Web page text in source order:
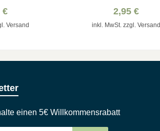
€
Versand
2,95 €
inkl. MwSt. zzgl. Versand
einen 5€ Willkommensrabatt